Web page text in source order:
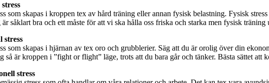
som skapas i kroppen tex av hård träning eller annan fysisk belastning. Fysisk
såklart bra och ett måste för att vi ska hålla oss friska och starka men fysisk
stress
som skapas i hjärnan av tex oro och grubblerier. Säg att du är orolig över din
så är kroppen i ”fight or flight” läge, trots att du bara går och tänker. Bästa sättet att
stress